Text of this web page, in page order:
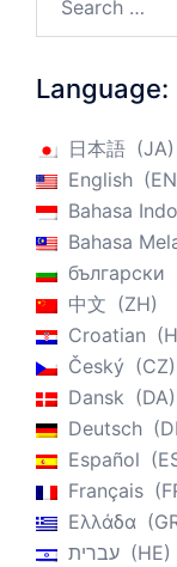
う 症状をモニタ
います。このよ
です。しかし、
験しており、と
状です。日々の
避・闘争反応で
度の不安は感染
安が強すぎてし
をきたすことが
状から他の活動
や再解釈（例え
い）と同様に有
化している場合
安解消に役立つ
の症状がある場
診察を受けるこ
Language:
日本語
JA
English
EN
Bahasa
Bahasa
български
中文
ZH
Croatian
Český
CZ
Dansk
DA
Deutsch
Español
Français
Ελλάδα
עברית
HE